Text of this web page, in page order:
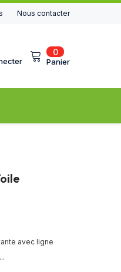
Nous contacter
00
article
Panier
avec ligne